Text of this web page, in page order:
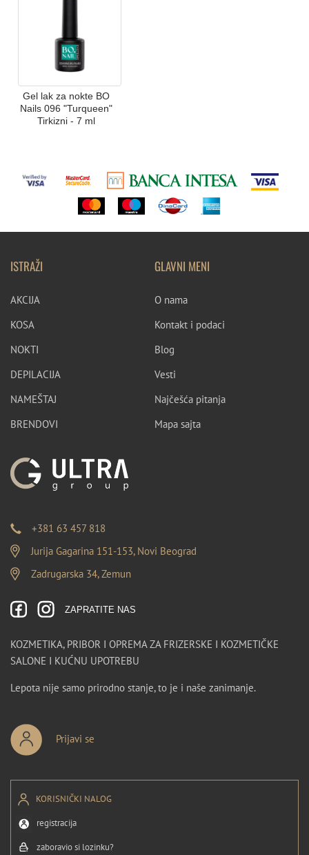
Gel lak za nokte BO
Nails 096 "Turqueen"
Tirkizni - 7 ml
ISTRAŽI
AKCIJA
KOSA
NOKTI
DEPILACIJA
NAMEŠTAJ
BRENDOVI
GLAVNI MENI
O nama
Kontakt i podaci
Blog
Vesti
Najčešća pitanja
Mapa sajta
+381 63 457 818
Jurija Gagarina 151-153, Novi Beograd
Zadrugarska 34, Zemun
ZAPRATITE NAS
KOZMETIKA, PRIBOR I OPREMA ZA FRIZERSKE I KOZMETIČKE
SALONE I KUĆNU UPOTREBU
Lepota nije samo prirodno stanje, to je i naše zanimanje.
Prijavi se
KORISNIČKI NALOG
registracija
zaboravio si lozinku?